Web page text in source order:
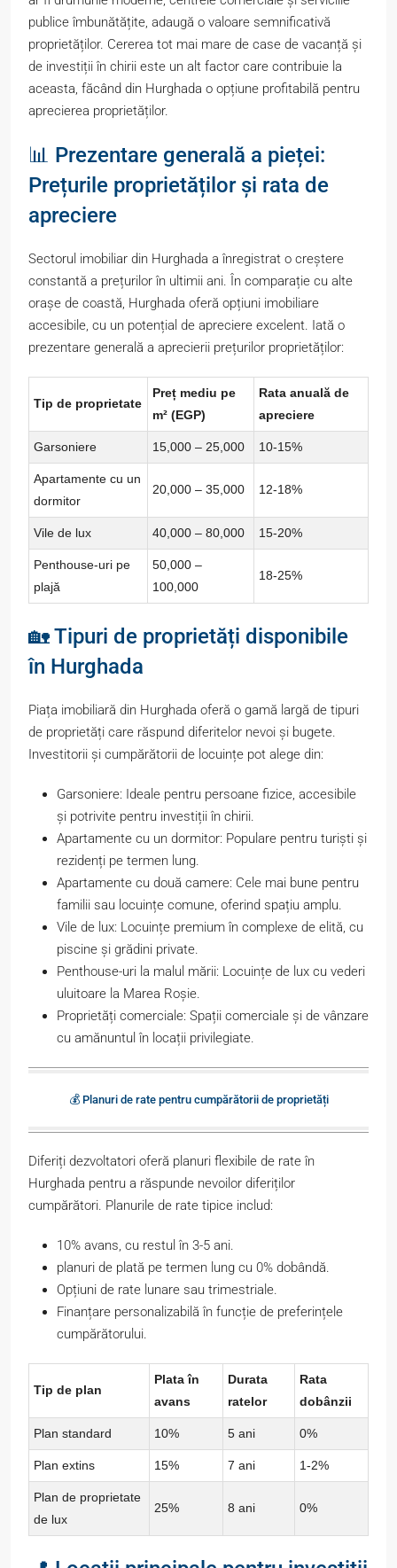
publice îmbunătățite, adaugă o valoare semnificativă
proprietăților. Cererea tot mai mare de case de vacanță și
de investiții în chirii este un alt factor care contribuie la
aceasta, făcând din Hurghada o opțiune profitabilă pentru
aprecierea proprietăților.
📊 Prezentare generală a pieței:
Prețurile proprietăților și rata de
apreciere
Sectorul imobiliar din Hurghada a înregistrat o creștere
constantă a prețurilor în ultimii ani. În comparație cu alte
orașe de coastă, Hurghada oferă opțiuni imobiliare
accesibile, cu un potențial de apreciere excelent. Iată o
prezentare generală a aprecierii prețurilor proprietăților:
Tip de proprietate
Preț mediu pe
m² (EGP)
Rata anuală de
apreciere
Garsoniere 15,000 – 25,000 10-15%
Apartamente cu un
dormitor
20,000 – 35,000 12-18%
Vile de lux 40,000 – 80,000 15-20%
Penthouse-uri pe
plajă
50,000 –
100,000
18-25%
🏡 Tipuri de proprietăți disponibile
în Hurghada
Piața imobiliară din Hurghada oferă o gamă largă de tipuri
de proprietăți care răspund diferitelor nevoi și bugete.
Investitorii și cumpărătorii de locuințe pot alege din:
Garsoniere: Ideale pentru persoane fizice, accesibile
și potrivite pentru investiții în chirii.
Apartamente cu un dormitor: Populare pentru turiști și
rezidenți pe termen lung.
Apartamente cu două camere: Cele mai bune pentru
familii sau locuințe comune, oferind spațiu amplu.
Vile de lux: Locuințe premium în complexe de elită, cu
piscine și grădini private.
Penthouse-uri la malul mării: Locuințe de lux cu vederi
uluitoare la Marea Roșie.
Proprietăți comerciale: Spații comerciale și de vânzare
cu amănuntul în locații privilegiate.
💰 Planuri de rate pentru cumpărătorii de proprietăți
Diferiți dezvoltatori oferă planuri flexibile de rate în
Hurghada pentru a răspunde nevoilor diferiților
cumpărători. Planurile de rate tipice includ:
10% avans, cu restul în 3-5 ani.
planuri de plată pe termen lung cu 0% dobândă.
Opțiuni de rate lunare sau trimestriale.
Finanțare personalizabilă în funcție de preferințele
cumpărătorului.
Tip de plan
Plata în
avans
Durata
ratelor
Rata
dobânzii
Plan standard 10% 5 ani 0%
Plan extins 15% 7 ani 1-2%
Plan de proprietate
de lux
25% 8 ani 0%